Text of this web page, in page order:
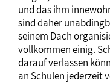
und das ihm
sind daher
seinem Dach
vollkommen einig.
darauf verlassen
an Schulen jederzeit